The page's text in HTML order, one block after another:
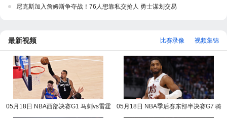
尼克斯加入詹姆斯争夺战！76人想靠私交抢人 勇士谋划交易
最新视频 视频集锦
比赛录像
05月18日 NBA西部决赛G1 马刺vs雷霆
05月18日 NBA季后赛东部半决赛G7 骑